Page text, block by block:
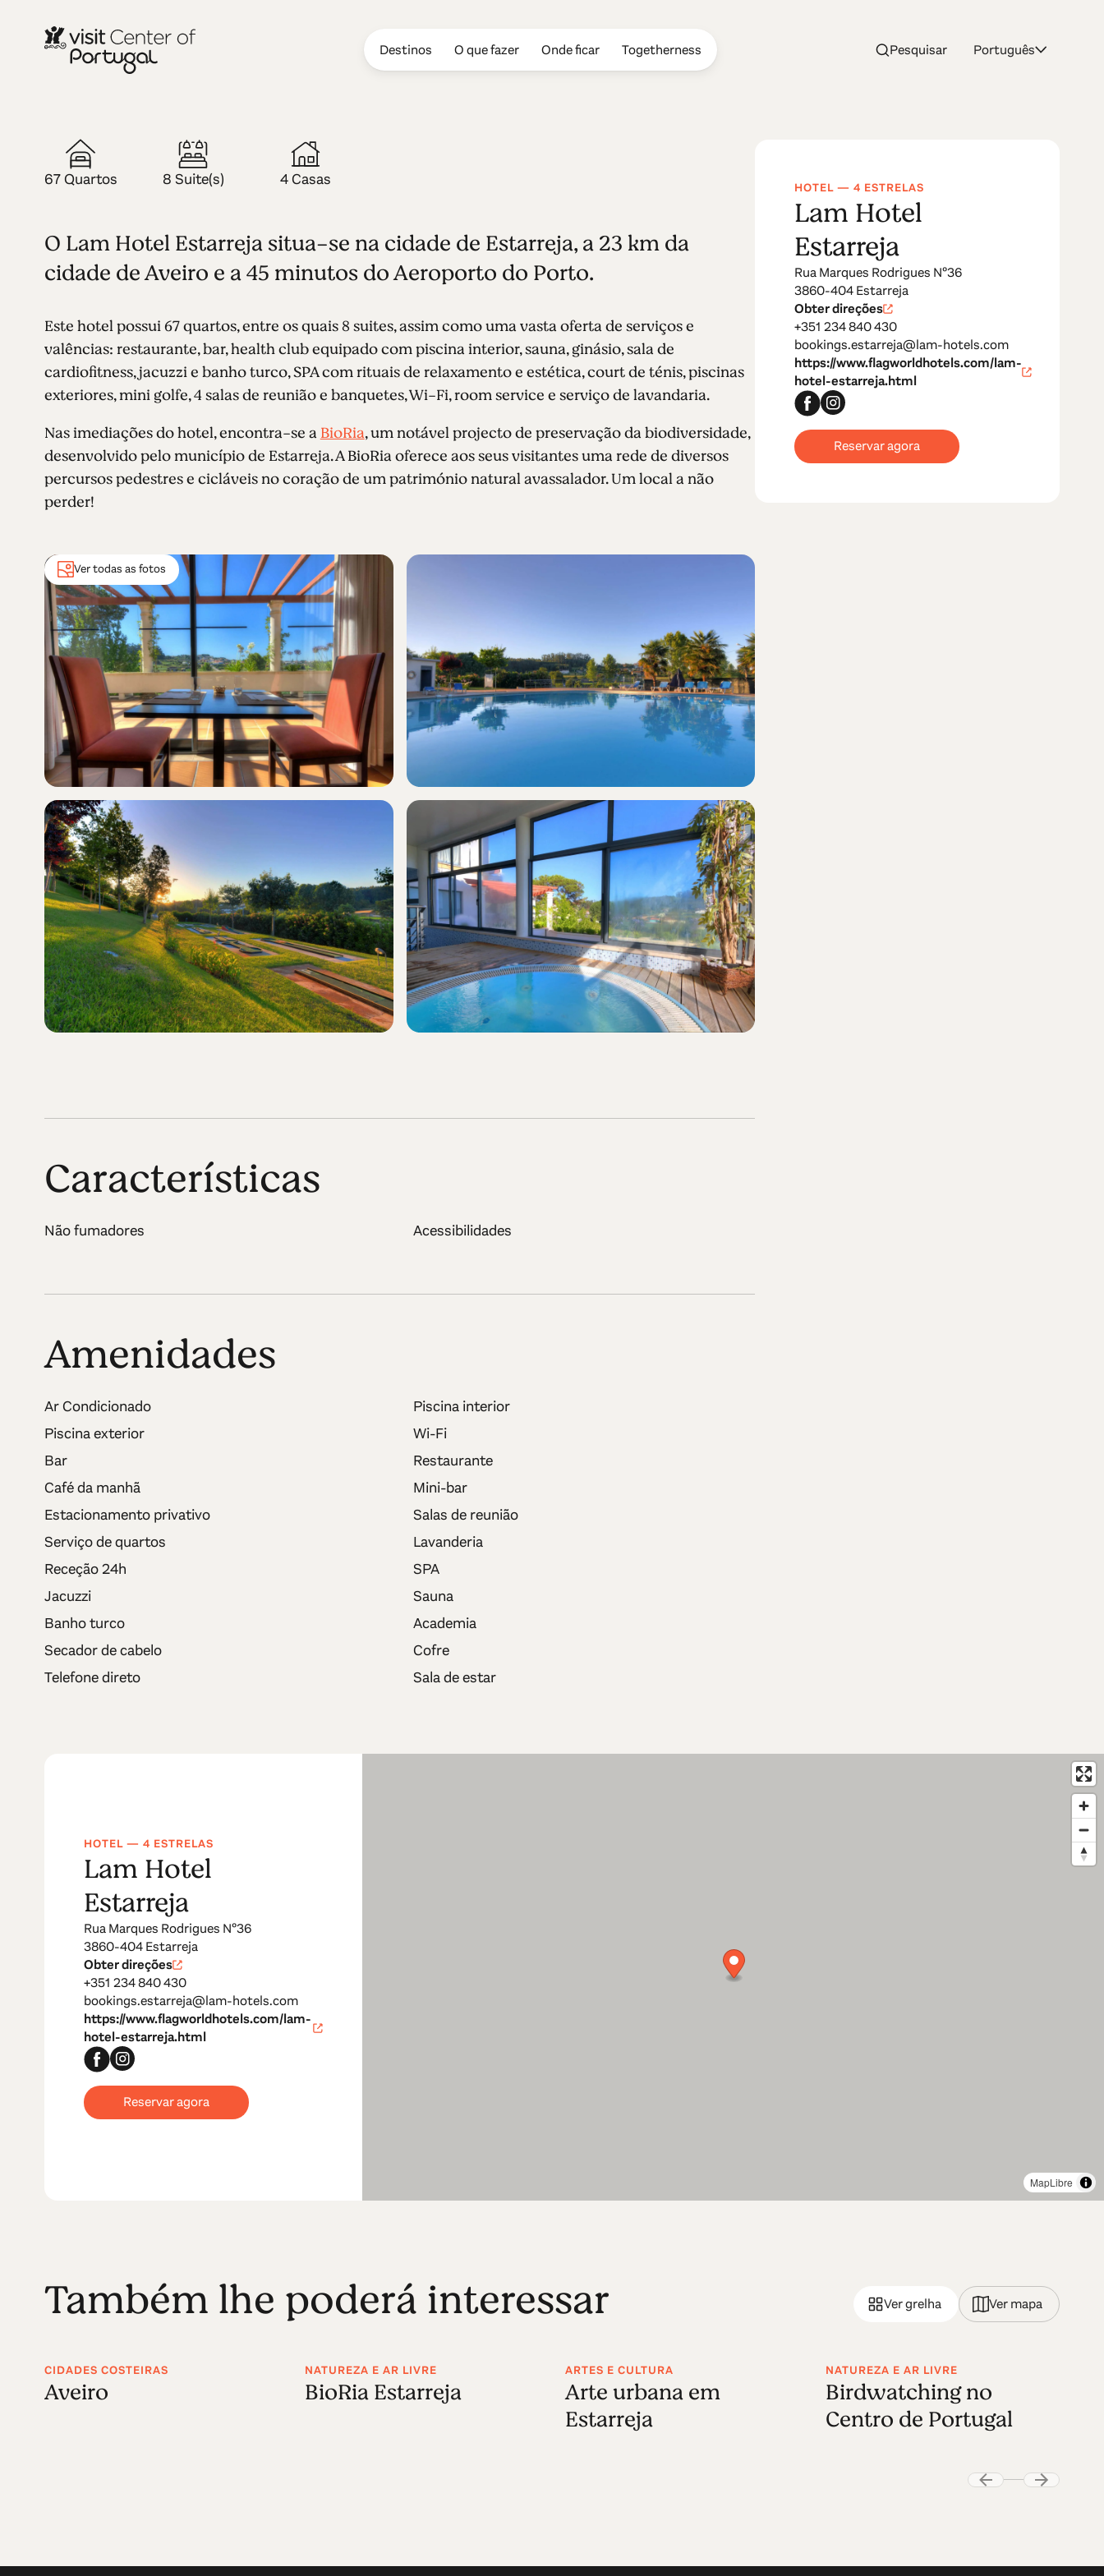
Destinos O que fazer Onde ficar Togetherness Pesquisar Português
HOTEL — 4 ESTRELAS
Lam Hotel Estarreja
67 Quartos 8 Suite(s) 4 Casas
O Lam Hotel Estarreja situa-se na cidade de Estarreja, a 23 km da
cidade de Aveiro e a 45 minutos do Aeroporto do Porto.
Este hotel possui 67 quartos, entre os quais 8 suites, assim como uma vasta oferta de serviços e
valências: restaurante, bar, health club equipado com piscina interior, sauna, ginásio, sala de
cardiofitness, jacuzzi e banho turco, SPA com rituais de relaxamento e estética, court de ténis, piscinas
exteriores, mini golfe, 4 salas de reunião e banquetes, Wi-Fi, room service e serviço de lavandaria.
Nas imediações do hotel, encontra-se aBioRia, um notável projecto de preservação da biodiversidade,
desenvolvido pelo município de Estarreja. A BioRia oferece aos seus visitantes uma rede de diversos
percursos pedestres e cicláveis no coração de um património natural avassalador. Um local a não
perder!
Ver todas as fotos
Características
Não fumadores Acessibilidades
Amenidades
Ar Condicionado
Piscina interior
Piscina exterior
Wi-Fi
Bar
Restaurante
Café da manhã
Mini-bar
Estacionamento privativo
Salas de reunião
Serviço de quartos
Lavanderia
Receção 24h
SPA
Jacuzzi
Sauna
Banho turco
Academia
Secador de cabelo
Cofre
Telefone direto
Sala de estar
HOTEL — 4 ESTRELAS
Lam Hotel
Estarreja
Rua Marques Rodrigues Nº36
3860-404 Estarreja
Obter direções
+351 234 840 430
bookings.estarreja@lam-hotels.com
https://www.flagworldhotels.com/lam-
hotel-estarreja.html
Reservar agora
HOTEL — 4 ESTRELAS
Lam Hotel
Estarreja
Rua Marques Rodrigues Nº36
3860-404 Estarreja
Obter direções
+351 234 840 430
bookings.estarreja@lam-hotels.com
https://www.flagworldhotels.com/lam-
hotel-estarreja.html
Reservar agora
MapLibre
Também lhe poderá interessar Ver grelha Ver mapa
CIDADES COSTEIRAS
Aveiro
NATUREZA E AR LIVRE
BioRia Estarreja
ARTES E CULTURA
Arte urbana em
Estarreja
NATUREZA E AR LIVRE
Birdwatching no
Centro de Portugal